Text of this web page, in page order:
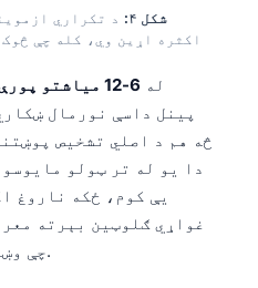
شکل ۴:
د تکراري
له 6-12 میاشتو پورې
څه هم د اصلي تشخیص
دا یو له تر ټولو
یې کوم، ځکه ناروغ
غواړي ګلوټین بېرته
چې وښيي څه چې احتمالاً پېښ شوي.